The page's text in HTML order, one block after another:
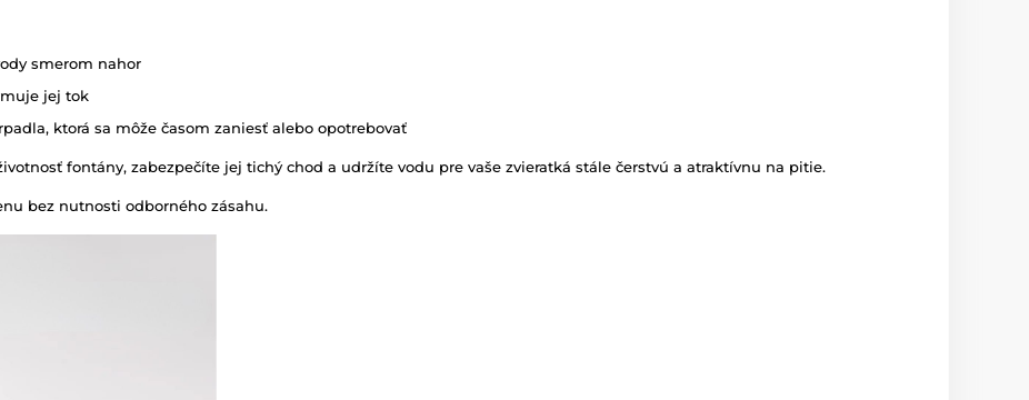
smerom nahor
jej tok
ktorá sa môže časom zaniesť alebo opotrebovať
fontány, zabezpečíte jej tichý chod a udržíte vodu pre vaše zvieratká stále čerstvú a atraktívnu na pitie.
bez nutnosti odborného zásahu.